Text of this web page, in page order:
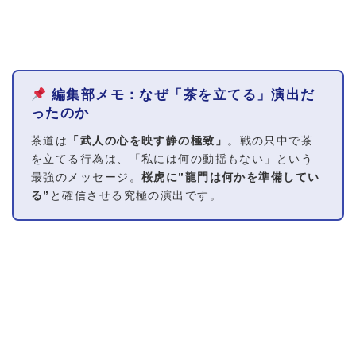
編集部メモ：なぜ「茶を立てる」演出だ
ったのか
茶道は 「武人の心を映す静の極致」 。戦の只中で茶
を立てる行為は、「私には何の動揺もない」という
最強のメッセージ。 桜虎に”龍門は何かを準備してい
る” と確信させる究極の演出です。